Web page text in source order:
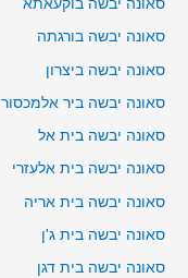
סאונה יבשה בוקעאתא
סאונה יבשה בורגתה
סאונה יבשה ביצרון
סאונה יבשה ביר אלמכסור
סאונה יבשה בית אל
סאונה יבשה בית אלעזרי
סאונה יבשה בית אריה
סאונה יבשה בית ג'ן
סאונה יבשה בית דגן